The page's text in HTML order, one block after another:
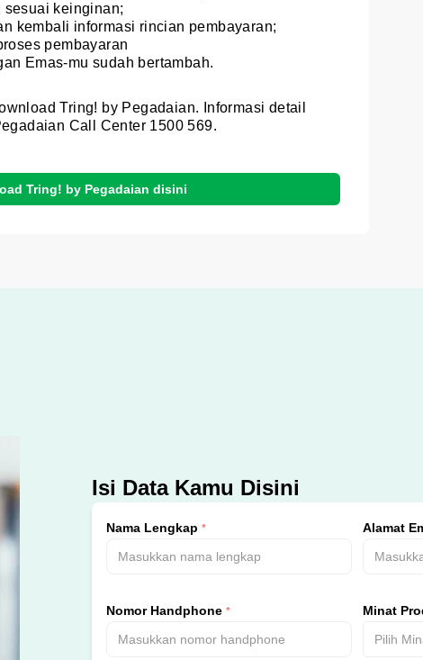
sesuai keinginan;
kembali informasi rincian pembayaran;
pembayaran
Emas-mu sudah bertambah.
Tring! by Pegadaian. Informasi detail
Call Center 1500 569.
Tring! by Pegadaian disini
Isi Data Kamu Disini
Nama Lengkap * Alamat
Nomor Handphone * Minat
Pilih